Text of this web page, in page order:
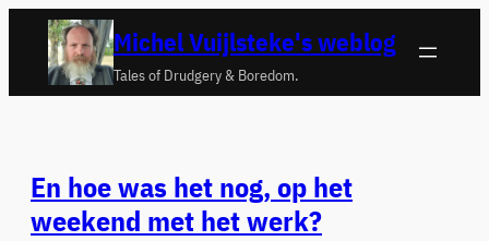
naar
Michel Vuijlsteke's weblog
Tales of Drudgery & Boredom.
En hoe was het nog, op het
weekend met het werk?